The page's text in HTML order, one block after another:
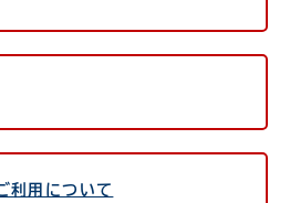
利用について